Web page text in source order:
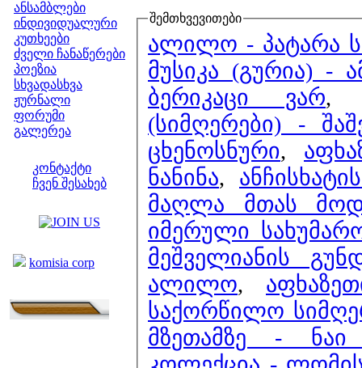
ანსამბლები
ინდივიდუალური
კუთხეები
ძველი ჩანაწერები
პოეზია
სხვადასხვა
ჟურნალი
ფორუმი
გალერეა
კონტაქტი
ჩვენ შესახებ
komisia corp
შემთხვევითები
ალილო - პატარა
მუსიკა (გურია) -
ბერიკაცი ვარ
(სიმღერები) -
ცხენოსნური,
ნანინა,
მაღლა მთას
იმერული
მეშველიანის
ალილო,
საქორწილო
მზეთამზე - ნაი